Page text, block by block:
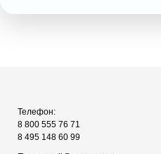
Телефон:
8 800 555 76 71
8 495 148 60 99